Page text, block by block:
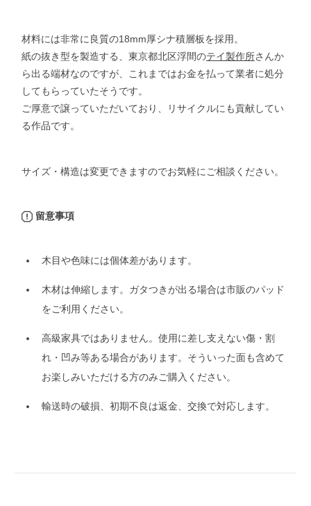
材料には非常に良質の18mm厚シナ積層板を採用。
紙の抜き型を製造する、東京都北区浮間のテイ製作所さんか
ら出る端材なのですが、これまではお金を払って業者に処分
してもらっていたそうです。
ご厚意で譲っていただいており、リサイクルにも貢献してい
る作品です。
サイズ・構造は変更できますのでお気軽にご相談ください。
留意事項
木目や色味には個体差があります。
木材は伸縮します。ガタつきが出る場合は市販のパッド
をご利用ください。
高級家具ではありません。使用に差し支えない傷・割
れ・凹み等ある場合があります。そういった面も含めて
お楽しみいただける方のみご購入ください。
輸送時の破損、初期不良は返金、交換で対応します。